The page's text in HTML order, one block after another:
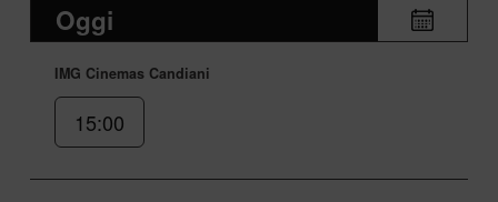
Oggi
IMG Cinemas Candiani
15:00